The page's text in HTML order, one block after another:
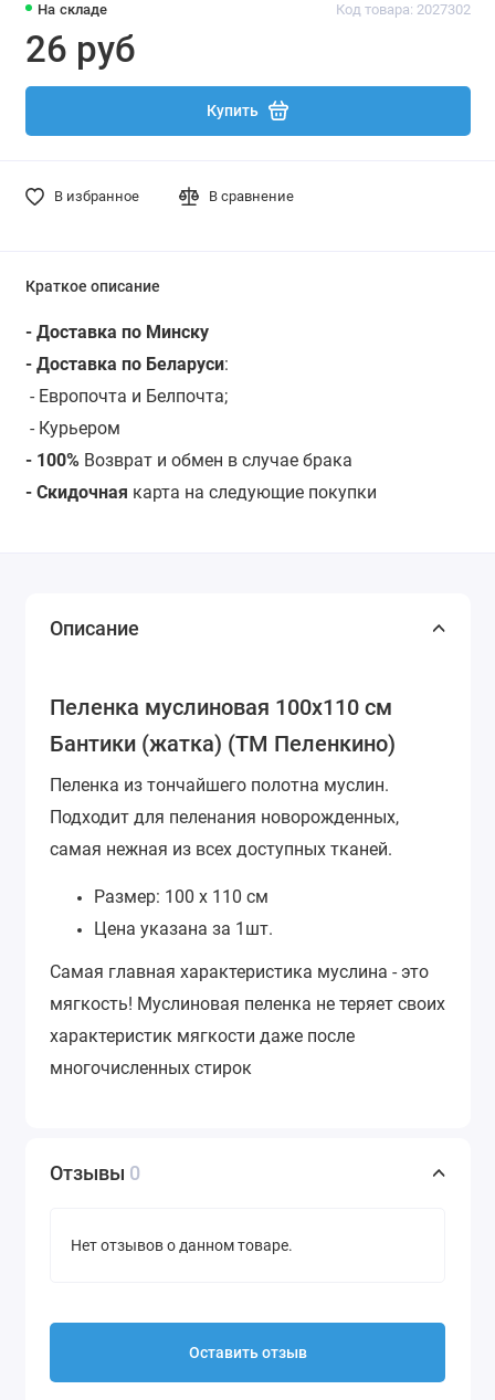
На складе Код товара: 2027302
26 руб
Купить
В избранное В сравнение
Краткое описание
- Доставка по Минску
- Доставка по Беларуси:
- Европочта и Белпочта;
- Курьером
- 100% Возврат и обмен в случае брака
- Скидочная карта на следующие покупки
Описание
Пеленка муслиновая 100х110 см
Бантики (жатка) (ТМ Пеленкино)
Пеленка из тончайшего полотна муслин.
Подходит для пеленания новорожденных,
самая нежная из всех доступных тканей.
Размер: 100 х 110 см
Цена указана за 1шт.
Самая главная характеристика муслина - это
мягкость! Муслиновая пеленка не теряет своих
характеристик мягкости даже после
многочисленных стирок
Отзывы 0
Нет отзывов о данном товаре.
Оставить отзыв